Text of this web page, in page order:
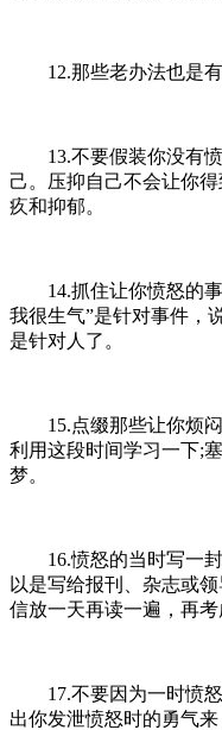
12.那些老办法也是有
13.不要假装你没有愤
己。压抑自己不会让你
疚和抑郁。
14.抓住让你愤怒的事
我很生气”是针对事件，
是针对人了。
15.点缀那些让你烦闷
利用这段时间学习一下;
梦。
16.愤怒的当时写一封
以是写给报刊、杂志或
信放一天再读一遍，再考
17.不要因为一时愤怒
出你发泄愤怒时的勇气